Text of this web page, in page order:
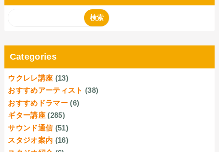
Categories
ウクレレ講座 (13)
おすすめアーティスト (38)
おすすめドラマー (6)
ギター講座 (285)
サウンド通信 (51)
スタジオ案内 (16)